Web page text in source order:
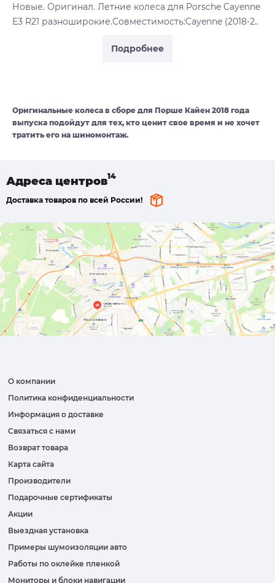
Подробнее
Новые. Оригинал. Летние колеса для Porsche Cayenne
E3 R21 разноширокие.Совместимость:Cayenne (2018-2..
Оригинальные колеса в сборе для Порше Кайен 2018 года
выпуска подойдут для тех, кто ценит свое время и не хочет
тратить его на шиномонтаж.
Адреса центров
Доставка товаров по всей России!
О компании
Политика конфиденциальности
Информация о доставке
Связаться с нами
Возврат товара
Карта сайта
Производители
Подарочные сертификаты
Акции
Выездная установка
Примеры шумоизоляции авто
Работы по оклейке пленкой
Мониторы и блоки навигации